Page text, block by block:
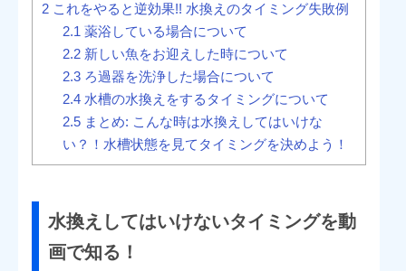
2 これをやると逆効果!! 水換えのタイミング失敗例
2.1 薬浴している場合について
2.2新しい魚をお迎えした時について
2.3ろ過器を洗浄した場合について
2.4水槽の水換えをするタイミングについて
2.5まとめ: こんな時は水換えしてはいけな
い？！水槽状態を見てタイミングを決めよう！
水換えしてはいけないタイミングを動
画で知る！